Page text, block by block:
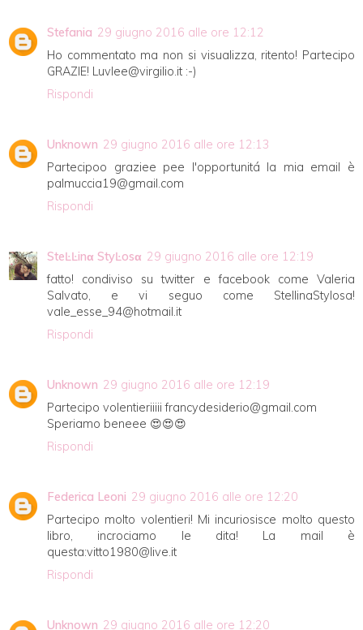
Stefania 29 giugno 2016 alle ore 12:12
Ho commentato ma non si visualizza, ritento! Partecipo
GRAZIE! Luvlee@virgilio.it :-)
Rispondi
Unknown 29 giugno 2016 alle ore 12:13
Partecipoo graziee pee l'opportunitá la mia email è
palmuccia19@gmail.com
Rispondi
SteĿĿinα StyĿosα 29 giugno 2016 alle ore 12:19
fatto! condiviso su twitter e facebook come Valeria
Salvato, e vi seguo come StellinaStylosa!
vale_esse_94@hotmail.it
Rispondi
Unknown 29 giugno 2016 alle ore 12:19
Partecipo volentieriiiii francydesiderio@gmail.com
Speriamo beneee 😍😍😍
Rispondi
Federica Leoni 29 giugno 2016 alle ore 12:20
Partecipo molto volentieri! Mi incuriosisce molto questo
libro, incrociamo le dita! La mail è
questa:vitto1980@live.it
Rispondi
Unknown 29 giugno 2016 alle ore 12:20